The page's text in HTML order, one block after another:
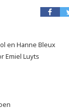
en Hanne Bleux
Emiel Luyts